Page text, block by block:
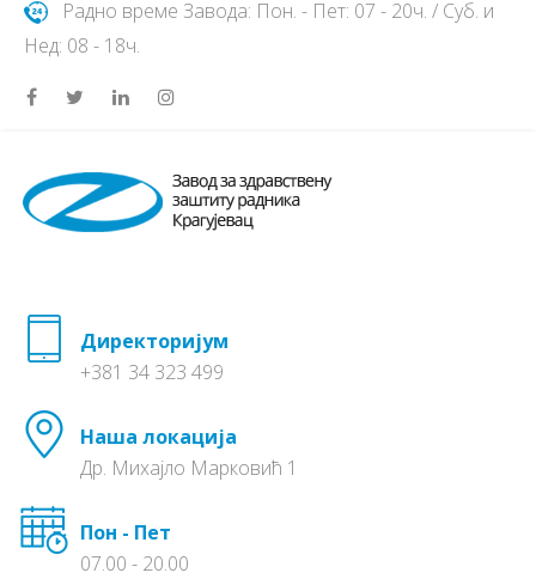
Радно време Завода: Пон. - Пет: 07 - 20ч. / Суб. и
Нед: 08 - 18ч.
Директоријум
+381 34 323 499
Наша локација
Др. Михајло Марковић 1
Пон - Пет
07.00 - 20.00